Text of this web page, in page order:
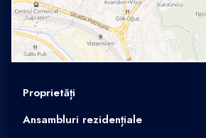
Proprietăți
Ansambluri rezidențiale